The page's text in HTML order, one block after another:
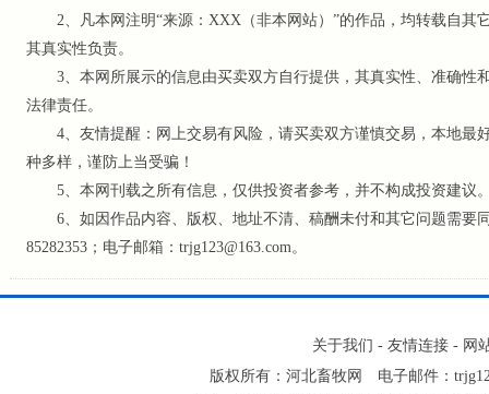
2、凡本网注明“来源：XXX（非本网站）”的作品，均转载自其
其真实性负责。
3、本网所展示的信息由买卖双方自行提供，其真实性、准确性
法律责任。
4、友情提醒：网上交易有风险，请买卖双方谨慎交易，本地最
种多样，谨防上当受骗！
5、本网刊载之所有信息，仅供投资者参考 ，并不构成投资建议
6、如因作品内容、版权、地址不清、稿酬未付和其它问题需要
85282353；电子邮箱：trjg123@163.com。
关于我们 - 友情连接 - 网
版权所有：河北畜牧网 电子邮件：